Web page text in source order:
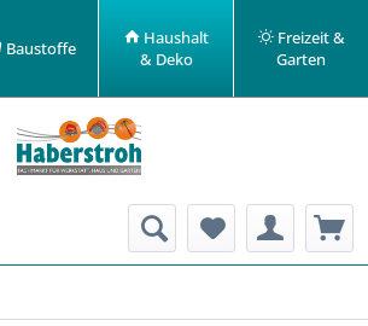
Baustoffe
Haushalt
& Deko
Freizeit &
Garten